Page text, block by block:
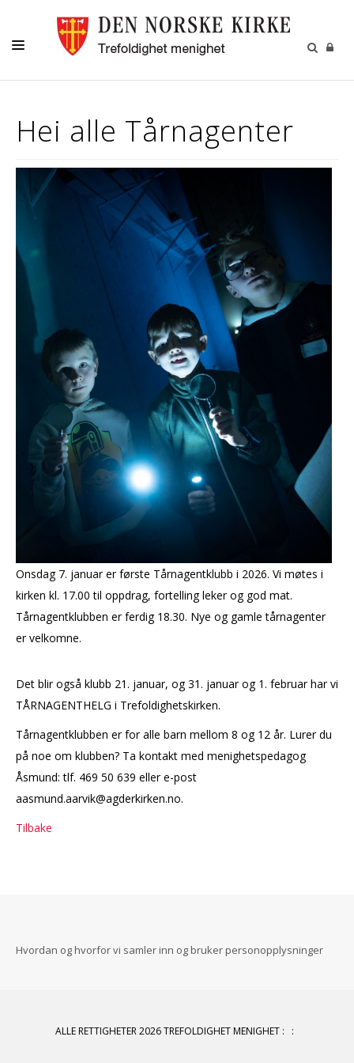
BARN OG UNGE
OM OSS
Hei alle Tårnagenter
Onsdag 7. januar er første Tårnagentklubb i 2026. Vi møtes i
kirken kl. 17.00 til oppdrag, fortelling leker og god mat.
Tårnagentklubben er ferdig 18.30. Nye og gamle tårnagenter
er velkomne.
Det blir også klubb 21. januar, og 31. januar og 1. februar har vi
TÅRNAGENTHELG i Trefoldighetskirken.
Tårnagentklubben er for alle barn mellom 8 og 12 år. Lurer du
på noe om klubben? Ta kontakt med menighetspedagog
Åsmund: tlf. 469 50 639 eller e-post
aasmund.aarvik@agderkirken.no.
Tilbake
Hvordan og hvorfor vi samler inn og bruker personopplysninger
ALLE RETTIGHETER 2026 TREFOLDIGHET MENIGHET : :